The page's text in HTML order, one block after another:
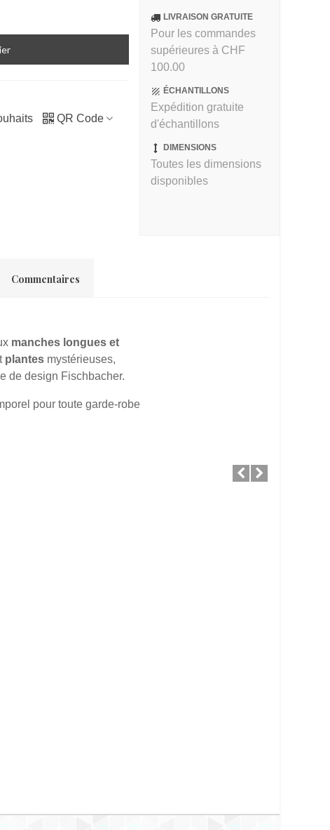
QR Code
LIVRAISON GRATUITE
Pour les commandes
supérieures à CHF
100.00
ÉCHANTILLONS
Expédition gratuite
d'échantillons
DIMENSIONS
Toutes les dimensions
disponibles
Commentaires
manches longues et
plantes mystérieuses,
de design Fischbacher.
pour toute garde-robe